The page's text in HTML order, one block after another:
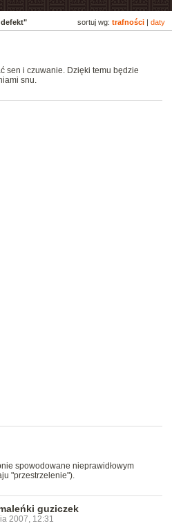
sortuj wg: trafności daty
sen i czuwanie. Dzięki temu będzie
snu.
spowodowane nieprawidłowym
"przestrzelenie").
guziczek
2007, 12:31